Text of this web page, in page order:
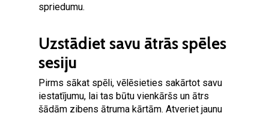
spriedumu.
Uzstādiet savu ātrās spēles
sesiju
Pirms sākat spēli, vēlēsieties sakārtot savu
iestatījumu, lai tas būtu vienkāršs un ātrs
šādām zibens ātruma kārtām. Atveriet jaunu